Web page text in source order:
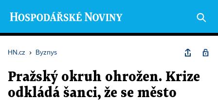
HN.cz › Byznys
Pražský okruh ohrožen. Krize
odkládá šanci, že se město